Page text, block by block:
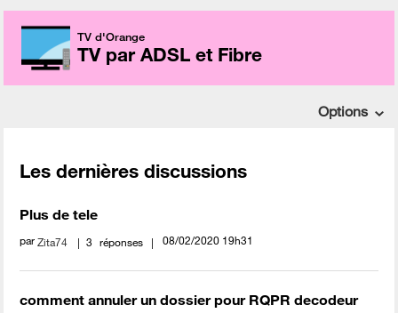
TV d'Orange
TV par ADSL et Fibre
Options
Les dernières discussions
Plus de tele
parZita74 3 réponses ‎08/02/2020 19h31
comment annuler un dossier pour RQPR decodeur